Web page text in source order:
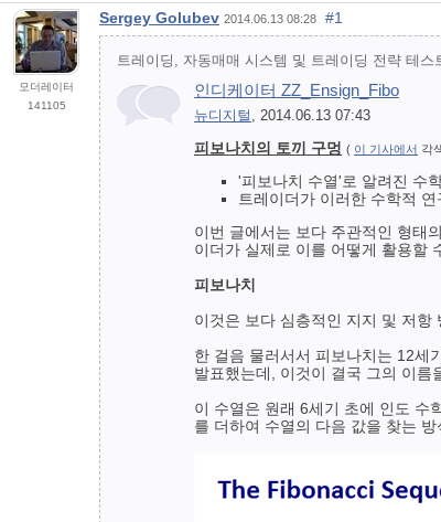
모더레이터
141105
Sergey Golubev 2014.06.13 08:28 #1
트레이딩, 자동매매 시스템 및 트레이딩 전략 테스
인디케이터 ZZ_Ensign_Fibo
뉴디지털 , 2014.06.13 07:43
피보나치의 토끼 구멍 ( 이 기사에서 각
'피보나치 수열'로 알려진 수
트레이더가 이러한 수학적
이번 글에서는 보다 주관적인 형태
이더가 실제로 이를 어떻게 활용할
피보나치
이것은 보다 심층적인 지지 및 저항
한 걸음 물러서서 피보나치는 12세
발표했는데, 이것이 결국 그의 이름
이 수열은 원래 6세기 초에 인도 수
를 더하여 수열의 다음 값을 찾는